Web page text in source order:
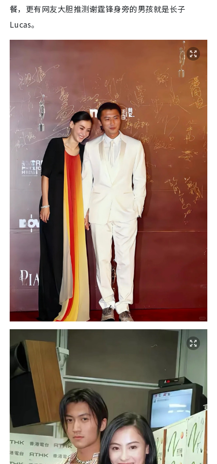
餐，更有网友大胆推测谢霆锋身旁的男孩就是长子
Lucas。